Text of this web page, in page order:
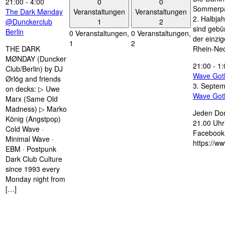
The Dark Mønday
@Dunckerclub
Berlin
THE DARK
MØNDAY (Duncker
Club/Berlin) by DJ
Ørlög and friends
on decks: ▷ Uwe
Marx (Same Old
Madness) ▷ Marko
König (Angstpop)
Cold Wave ·
Minimal Wave ·
EBM · Postpunk
Dark Club Culture
since 1993 every
Monday night from
[…]
Veranstaltungen
1
0 Veranstaltungen,
1
Veranstaltungen
2
0 Veranstaltungen,
2
2.
sind
der
Rhein-
21:00 -
Wave
3.
Wave
Jeden
21.00
https://